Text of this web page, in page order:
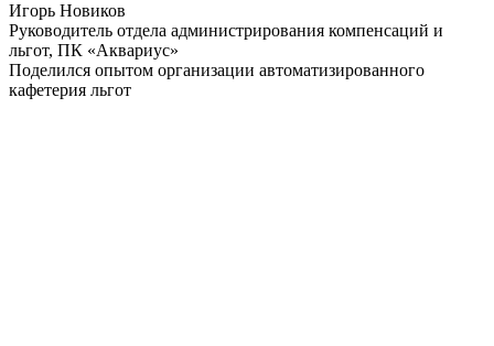
Игорь Новиков
Руководитель отдела администрирования компенсаций и
льгот, ПК «Аквариус»
Поделился опытом организации автоматизированного
кафетерия льгот